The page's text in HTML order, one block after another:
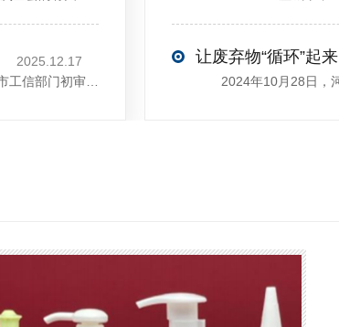
2025.12.17
让废弃物“循环”起来